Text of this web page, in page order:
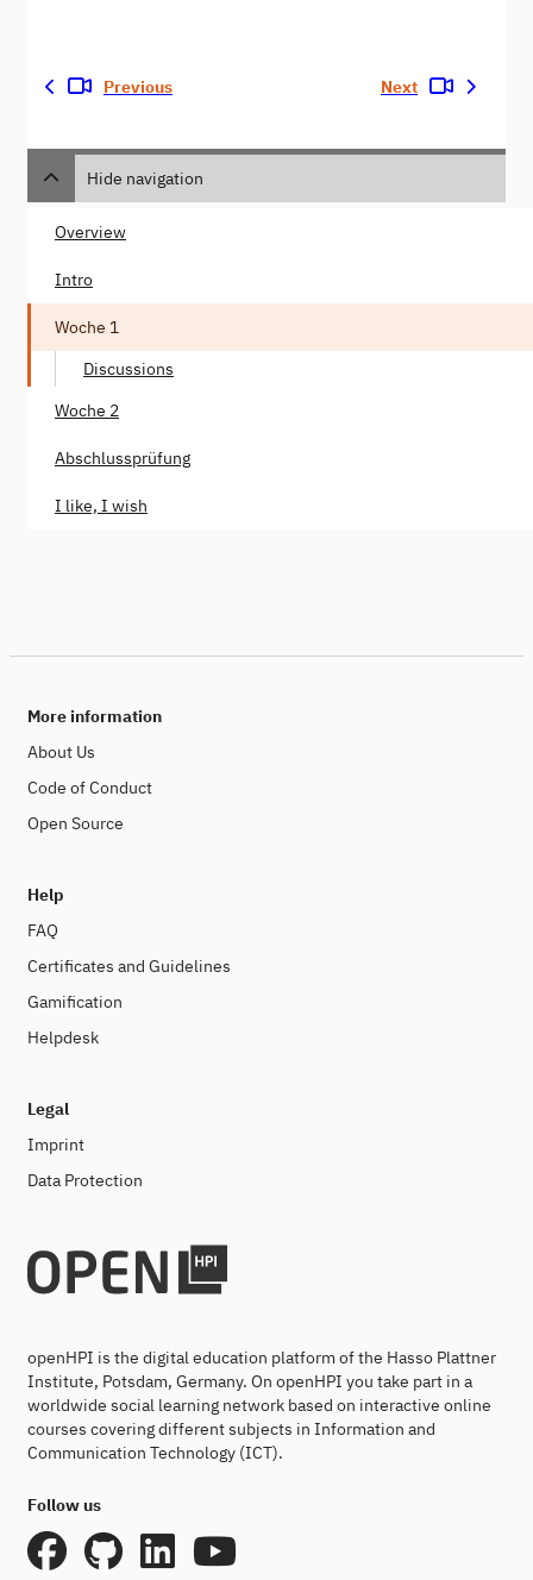
Previous Next
Hide navigation
Overview
Intro
Woche 1
Discussions
Woche 2
Abschlussprüfung
I like, I wish
More information
About Us
Code of Conduct
Open Source
Help
FAQ
Certificates and Guidelines
Gamification
Helpdesk
Legal
Imprint
Data Protection
openHPI is the digital education platform of the Hasso Plattner
Institute, Potsdam, Germany. On openHPI you take part in a
worldwide social learning network based on interactive online
courses covering different subjects in Information and
Communication Technology (ICT).
Follow us